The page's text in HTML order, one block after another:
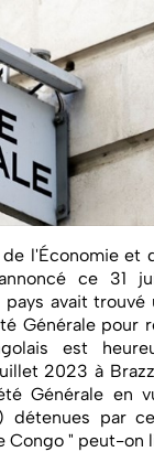
l'Économie et
ce 31
avait
Générale pour
est
2023 à
Générale en
détenues par
Congo " peut-on